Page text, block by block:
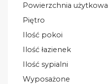
Powierzchnia użytkowa
Piętro
Ilość pokoi
Ilość łazienek
Ilość sypialni
Wyposażone